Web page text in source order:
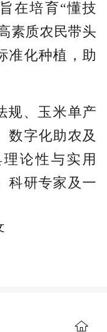
在培育“懂技
素质农民带头
准化种植，助
规、玉米单产
数字化助农及
论性与实用
科研专家及一
更新知识、提